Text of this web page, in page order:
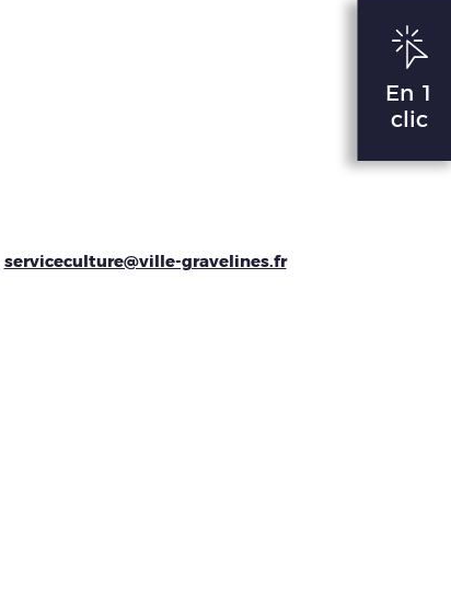
En 1
clic
serviceculture@ville-gravelines.fr